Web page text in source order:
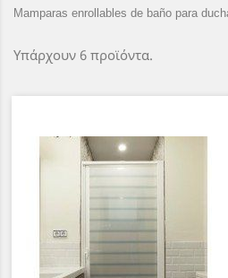
Mamparas enrollables de baño para
Υπάρχουν 6 προϊόντα.